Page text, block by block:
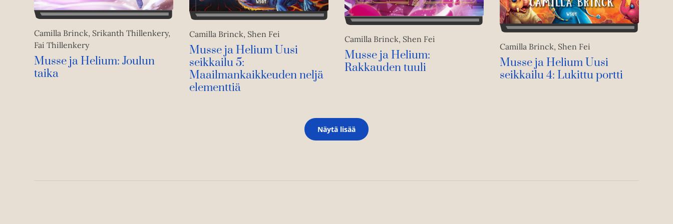
Camilla Brinck, Srikanth Thillenkery,
Fai Thillenkery
Musse ja Helium: Joulun
taika
Camilla Brinck, Shen Fei
Musse ja Helium Uusi
seikkailu 5:
Maailmankaikkeuden neljä
elementtiä
Camilla Brinck, Shen Fei
Musse ja Helium:
Rakkauden tuuli
Camilla Brinck, Shen Fei
Musse ja Helium Uusi
seikkailu 4: Lukittu portti
Näytä lisää